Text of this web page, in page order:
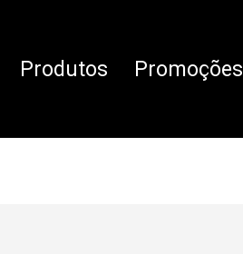
Produtos Promoções